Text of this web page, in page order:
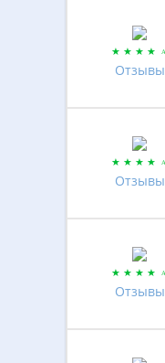
Отзывы
Отзывы
Отзывы